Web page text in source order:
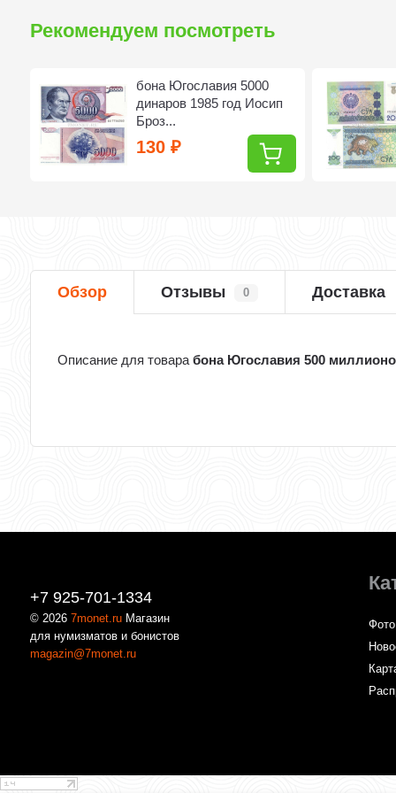
Рекомендуем посмотреть
бона Югославия 5000
динаров 1985 год Иосип
Броз...
130₽
Обзор Отзывы 0 Доставка
Описание для товарабона Югославия 500
+7 925-701-1334
© 20267monet.ru Магазин
для нумизматов и бонистов
magazin@7monet.ru
Фото